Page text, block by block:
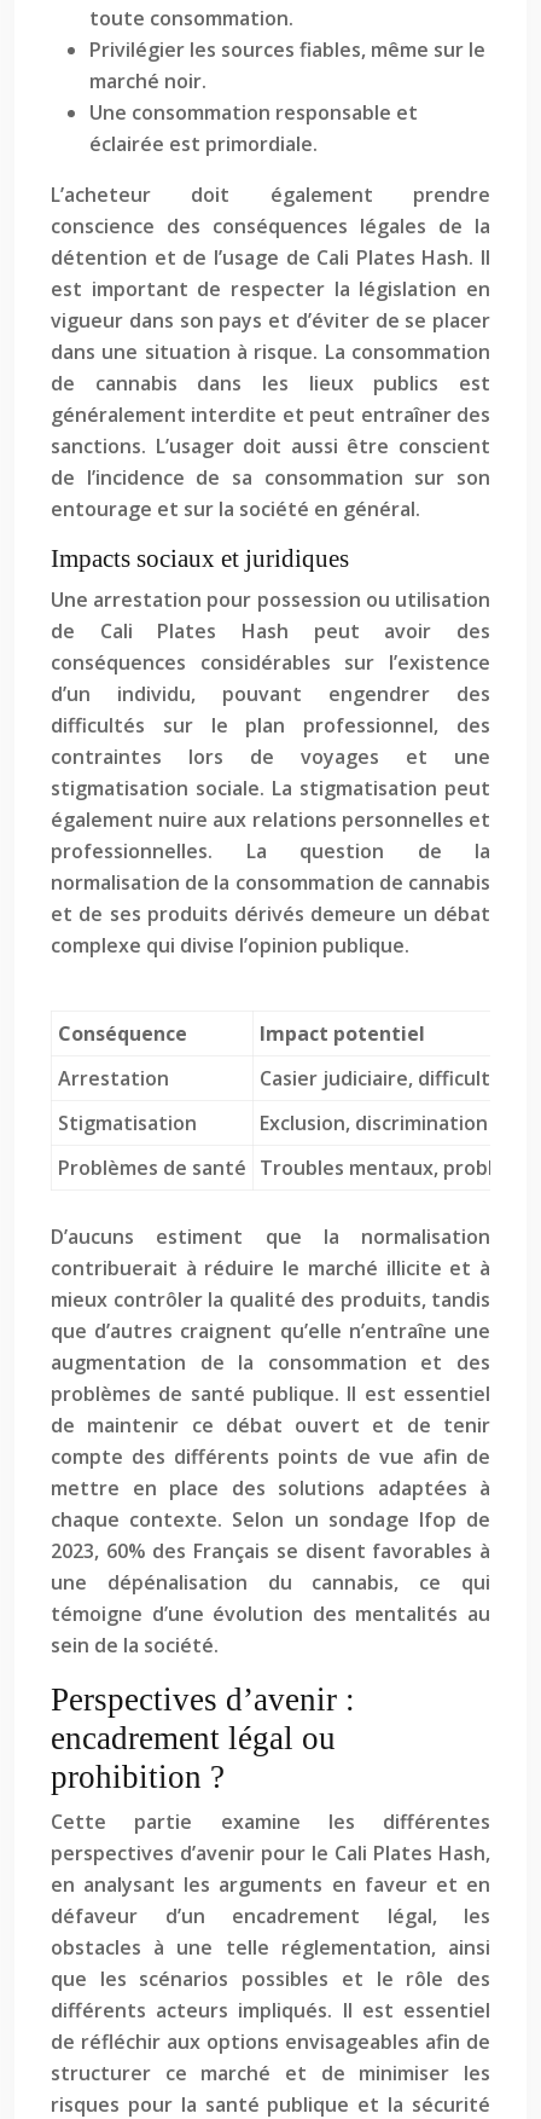
toute consommation.
Privilégier les sources fiables, même sur le
marché noir.
Une consommation responsable et
éclairée est primordiale.
L’acheteur doit également prendre
conscience des conséquences légales de la
détention et de l’usage de Cali Plates Hash. Il
est important de respecter la législation en
vigueur dans son pays et d’éviter de se placer
dans une situation à risque. La consommation
de cannabis dans les lieux publics est
généralement interdite et peut entraîner des
sanctions. L’usager doit aussi être conscient
de l’incidence de sa consommation sur son
entourage et sur la société en général.
Impacts sociaux et juridiques
Une arrestation pour possession ou utilisation
de Cali Plates Hash peut avoir des
conséquences considérables sur l’existence
d’un individu, pouvant engendrer des
difficultés sur le plan professionnel, des
contraintes lors de voyages et une
stigmatisation sociale. La stigmatisation peut
également nuire aux relations personnelles et
professionnelles. La question de la
normalisation de la consommation de cannabis
et de ses produits dérivés demeure un débat
complexe qui divise l’opinion publique.
Conséquence
Impact potentiel
Arrestation
Casier judiciaire, difficultés
Stigmatisation
Exclusion, discrimination
Problèmes de santé Troubles mentaux,
D’aucuns estiment que la normalisation
contribuerait à réduire le marché illicite et à
mieux contrôler la qualité des produits, tandis
que d’autres craignent qu’elle n’entraîne une
augmentation de la consommation et des
problèmes de santé publique. Il est essentiel
de maintenir ce débat ouvert et de tenir
compte des différents points de vue afin de
mettre en place des solutions adaptées à
chaque contexte. Selon un sondage Ifop de
2023, 60% des Français se disent favorables à
une dépénalisation du cannabis, ce qui
témoigne d’une évolution des mentalités au
sein de la société.
Perspectives d’avenir :
encadrement légal ou
prohibition ?
Cette partie examine les différentes
perspectives d’avenir pour le Cali Plates Hash,
en analysant les arguments en faveur et en
défaveur d’un encadrement légal, les
obstacles à une telle réglementation, ainsi
que les scénarios possibles et le rôle des
différents acteurs impliqués. Il est essentiel
de réfléchir aux options envisageables afin de
structurer ce marché et de minimiser les
risques pour la santé publique et la sécurité